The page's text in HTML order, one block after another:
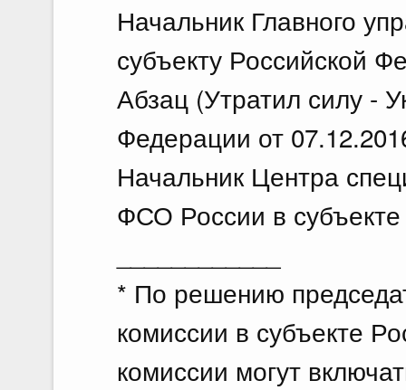
Начальник Главного
субъекту Российской
Абзац (Утратил силу -
Федерации от
Начальник Центра
ФСО России в
* По решению
комиссии в субъекте
комиссии могут